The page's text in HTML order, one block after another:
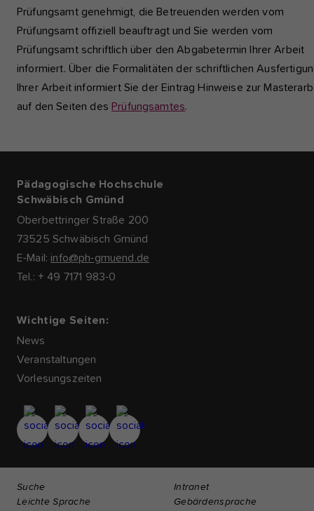
Prüfungsamt genehmigt, die Betreuenden werden vom
Prüfungsamt offiziell beauftragt und Sie werden vom
Prüfungsamt schriftlich über den Abgabetermin Ihrer Arbeit
informiert. Über die Formalitäten der schriftlichen
Ihrer Arbeit informiert Sie der Eintrag Hinweise zur
auf den Seiten des Prüfungsamtes.
Pädagogische Hochschule
Schwäbisch Gmünd
Oberbettringer Straße 200
73525 Schwäbisch Gmünd
E-Mail: info@ph-gmuend.de
Tel.: + 49 7171 983-0
Wichtige Seiten:
News
Veranstaltungen
Vorlesungszeiten
Suche
Intranet
Leichte Sprache
Gebärdensprache